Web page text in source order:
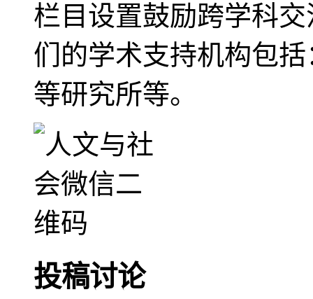
栏目设置鼓励跨学科
们的学术支持机构包
等研究所等。
投稿讨论